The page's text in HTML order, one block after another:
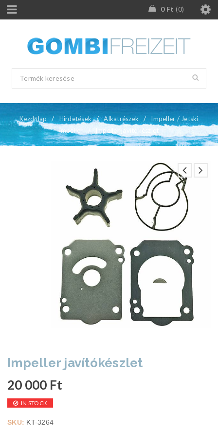
0 Ft 0
Kezdőlap / Hirdetések / Alkatrészek /
Impeller / Jetski
impeller
/ Impeller javítókészlet
Impeller javítókészlet
20 000 Ft
IN STOCK
SKU: KT-3264